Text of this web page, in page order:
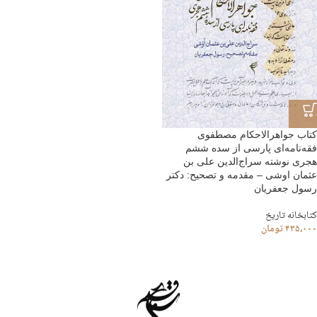
کتاب جواهرالاحکام مصطفوی
فقه‌نامه‌ای پارسی از سده ششم
هجری نوشته سراج‌الدین علی بن
عثمان اوشی – مقدمه و تصحیح: دکتر
رسول جعفریان
کتابخانه تاریخ
۴۳۵،۰۰۰تومان